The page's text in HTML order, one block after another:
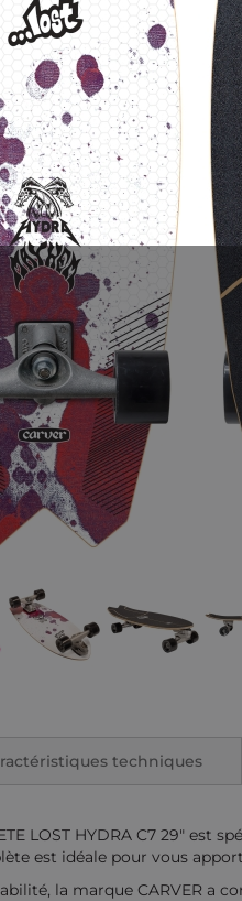
LOST HYDRA C7 29"
est idéale pour vous
la marque CARVER a
techniques